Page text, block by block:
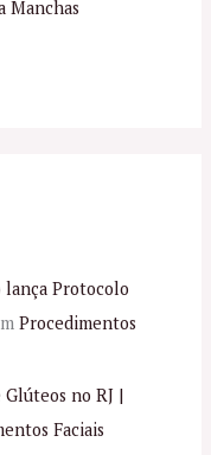
Manchas
lança Protocolo
Procedimentos
no RJ |
Faciais